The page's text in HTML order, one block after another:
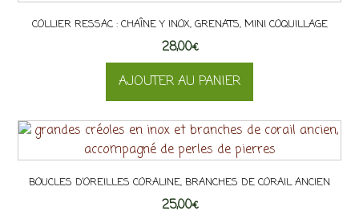
Les
options
peuvent
être
choisies
sur
la
page
du
produit
COLLIER RESSAC : CHAÎNE Y INOX, GRENATS, MINI COQUILLAGE
28,00€
AJOUTER AU PANIER
BOUCLES D’OREILLES CORALINE, BRANCHES DE CORAIL ANCIEN
25,00€